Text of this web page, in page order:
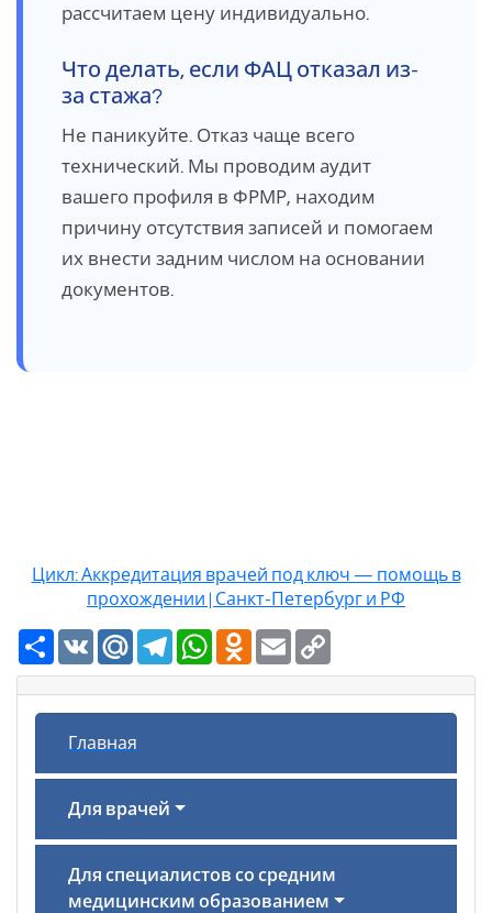
рассчитаем цену индивидуально.
Что делать, если ФАЦ отказал из-
за стажа?
Не паникуйте. Отказ чаще всего
технический. Мы проводим аудит
вашего профиля в ФРМР, находим
причину отсутствия записей и помогаем
их внести задним числом на основании
документов.
Цикл: Аккредитация врачей под ключ — помощь в
прохождении | Санкт-Петербург и РФ
Ресурс
VK Mail.RuTelegramWhatsAppOdnoklassniki
Email
Главная
Для врачей
Для специалистов со средним
медицинским образованием